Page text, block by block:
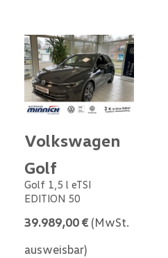
Volkswagen
Golf
Golf 1,5 l eTSI
EDITION 50
39.989,00 € (MwSt.
ausweisbar)